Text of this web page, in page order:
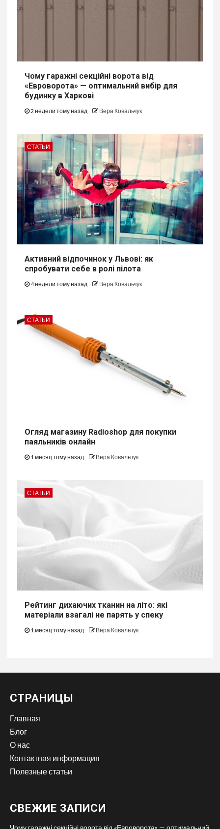
Чому гаражні секційні ворота від
«Евроворота» — оптимальний вибір для
будинку в Харкові
2 недели тому назад Вера Ковальчук
СТАТЬИ
Активний відпочинок у Львові: як
спробувати себе в ролі пілота
4 недели тому назад Вера Ковальчук
СТАТЬИ
Огляд магазину Radioshop для покупки
паяльників онлайн
1 месяц тому назад Вера Ковальчук
СТАТЬИ
Рейтинг дихаючих тканин на літо: які
матеріали взагалі не парять у спеку
1 месяц тому назад Вера Ковальчук
СТРАНИЦЫ
Главная
Блог
О нас
Контактная информация
Полезные статьи
СВЕЖИЕ ЗАПИСИ
Чому гаражні секційні ворота від «Евроворота» — оптимальний